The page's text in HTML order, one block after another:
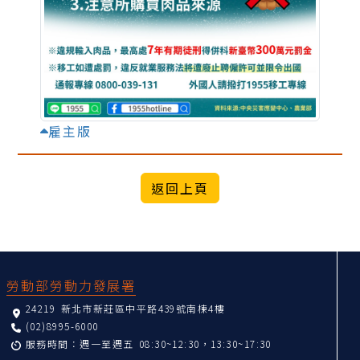
雇主版
勞動部勞動力發展署
24219 新北市新莊區中平路439號南棟4樓
(02)8995-6000
服務時間：週一至週五 08:30~12:30，13:30~17:30